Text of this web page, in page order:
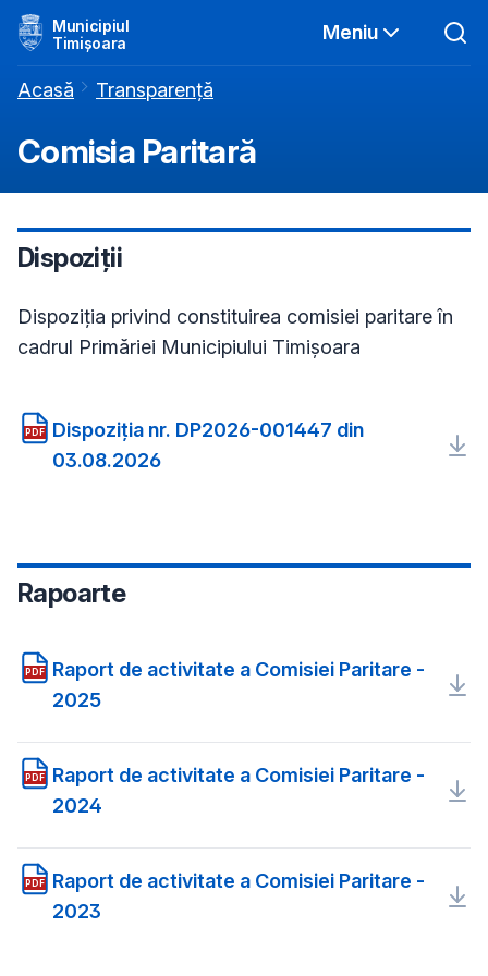
Municipiul
Timișoara
Meniu
Acasă Transparență
Comisia Paritară
Dispoziții
Dispoziția privind constituirea comisiei paritare în
cadrul Primăriei Municipiului Timișoara
PDF
Dispoziția nr. DP2026-001447 din
03.08.2026
Rapoarte
PDF
Raport de activitate a Comisiei Paritare -
2025
PDF
Raport de activitate a Comisiei Paritare -
2024
PDF
Raport de activitate a Comisiei Paritare -
2023